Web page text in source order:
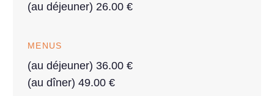
(au déjeuner) 26.00 €
MENUS
(au déjeuner) 36.00 €
(au dîner) 49.00 €